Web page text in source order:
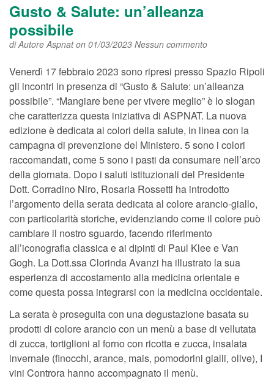
Gusto & Salute: un’alleanza
possibile
diAutore Aspnaton 01/03/2023 Nessun commento
Venerdì 17 febbraio 2023 sono ripresi presso Spazio Ripoli
gli incontri in presenza di “Gusto & Salute: un’alleanza
possibile”. “Mangiare bene per vivere meglio” è lo slogan
che caratterizza questa iniziativa di ASPNAT. La nuova
edizione è dedicata ai colori della salute, in linea con la
campagna di prevenzione del Ministero. 5 sono i colori
raccomandati, come 5 sono i pasti da consumare nell’arco
della giornata. Dopo i saluti istituzionali del Presidente
Dott. Corradino Niro, Rosaria Rossetti ha introdotto
l’argomento della serata dedicata al colore arancio-giallo,
con particolarità storiche, evidenziando come il colore può
cambiare il nostro sguardo, facendo riferimento
all’iconografia classica e ai dipinti di Paul Klee e Van
Gogh. La Dott.ssa Clorinda Avanzi ha illustrato la sua
esperienza di accostamento alla medicina orientale e
come questa possa integrarsi con la medicina occidentale.
La serata è proseguita con una degustazione basata su
prodotti di colore arancio con un menù a base di vellutata
di zucca, tortiglioni al forno con ricotta e zucca, insalata
invernale (finocchi, arance, mais, pomodorini gialli, olive), I
vini Controra hanno accompagnato il menù.